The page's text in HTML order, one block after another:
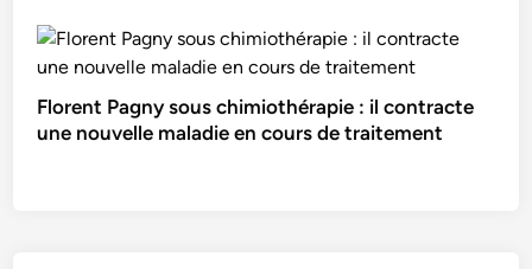
Florent Pagny sous chimiothérapie : il contracte
une nouvelle maladie en cours de traitement